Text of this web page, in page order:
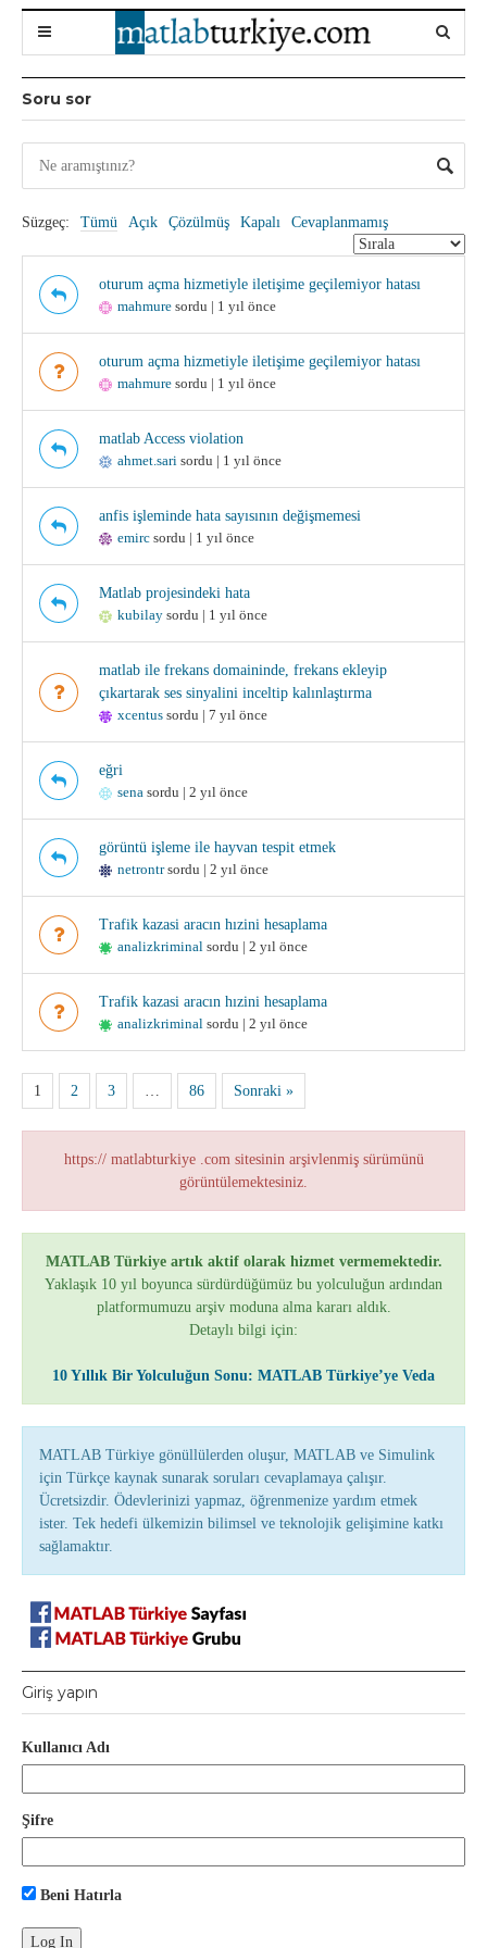
Soru sor
Süzgeç: Tümü Açık Çözülmüş Kapalı Cevaplanmamış
oturum açma hizmetiyle iletişime geçilemiyor hatası
mahmure sordu | 1 yıl önce
oturum açma hizmetiyle iletişime geçilemiyor hatası
mahmure sordu | 1 yıl önce
matlab Access violation
ahmet.sari sordu | 1 yıl önce
anfis işleminde hata sayısının değişmemesi
emirc sordu | 1 yıl önce
Matlab projesindeki hata
kubilay sordu | 1 yıl önce
matlab ile frekans domaininde, frekans ekleyip
çıkartarak ses sinyalini inceltip kalınlaştırma
xcentus sordu | 7 yıl önce
eğri
sena sordu | 2 yıl önce
görüntü işleme ile hayvan tespit etmek
netrontrsordu | 2 yıl önce
Trafik kazasi aracın hızini hesaplama
analizkriminal sordu | 2 yıl önce
Trafik kazasi aracın hızini hesaplama
analizkriminal sordu | 2 yıl önce
1 2 3 … 86 Sonraki »
https:// matlabturkiye .com sitesinin arşivlenmiş sürümünü
görüntülemektesiniz.
MATLAB Türkiye artık aktif olarak hizmet vermemektedir.
Yaklaşık 10 yıl boyunca sürdürdüğümüz bu yolculuğun ardından
platformumuzu arşiv moduna alma kararı aldık.
Detaylı bilgi için:
10 Yıllık Bir Yolculuğun Sonu: MATLAB Türkiye’ye Veda
MATLAB Türkiye gönüllülerden oluşur, MATLAB ve Simulink
için Türkçe kaynak sunarak soruları cevaplamaya çalışır.
Ücretsizdir. Ödevlerinizi yapmaz, öğrenmenize yardım etmek
ister. Tek hedefi ülkemizin bilimsel ve teknolojik gelişimine katkı
sağlamaktır.
Giriş yapın
Kullanıcı Adı
Şifre
Beni Hatırla